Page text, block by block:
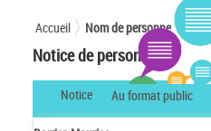
Accueil Nom de personne
Notice de personne
Notice Au format public